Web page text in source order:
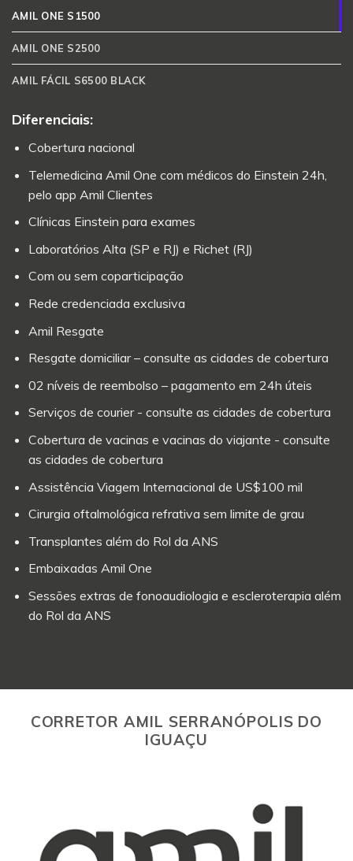
AMIL ONE S1500
AMIL ONE S2500
AMIL FÁCIL S6500 BLACK
Diferenciais:
Cobertura nacional
Telemedicina Amil One com médicos do Einstein 24h,
pelo app Amil Clientes
Clínicas Einstein para exames
Laboratórios Alta (SP e RJ) e Richet (RJ)
Com ou sem coparticipação
Rede credenciada exclusiva
Amil Resgate
Resgate domiciliar – consulte as cidades de cobertura
02 níveis de reembolso – pagamento em 24h úteis
Serviços de courier - consulte as cidades de cobertura
Cobertura de vacinas e vacinas do viajante - consulte
as cidades de cobertura
Assistência Viagem Internacional de US$100 mil
Cirurgia oftalmológica refrativa sem limite de grau
Transplantes além do Rol da ANS
Embaixadas Amil One
Sessões extras de fonoaudiologia e escleroterapia além
do Rol da ANS
CORRETOR AMIL SERRANÓPOLIS DO
IGUAÇU